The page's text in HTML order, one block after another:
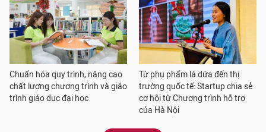
Chuẩn hóa quy trình, nâng cao
chất lượng chương trình và giáo
trình giáo dục đại học
Từ phụ phẩm lá dứa đến thị
trường quốc tế: Startup chia sẻ
cơ hội từ Chương trình hỗ trợ
của Hà Nội